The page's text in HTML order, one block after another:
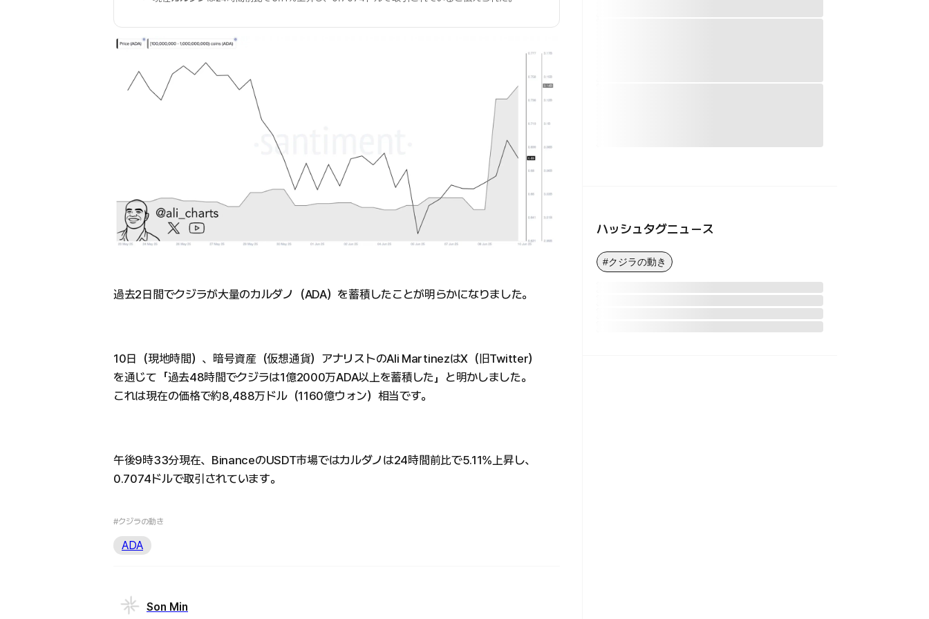
過去2日間でクジラが大量のカルダノ（ADA）を蓄積したことが明らかになりました。
10日（現地時間）、暗号資産（仮想通貨）アナリストのAli MartinezはX（旧Twitter）
を通じて「過去48時間でクジラは1億2000万ADA以上を蓄積した」と明かしました。
これは現在の価格で約8,488万ドル（1160億ウォン）相当です。
午後9時33分現在、BinanceのUSDT市場ではカルダノは24時間前比で5.11%上昇し、
0.7074ドルで取引されています。
#クジラの動き
ADA
Son Min
ハッシュタグニュース
#クジラの動き